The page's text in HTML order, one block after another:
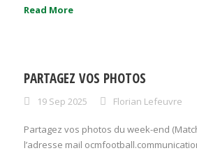
Read More
PARTAGEZ VOS PHOTOS
19 Sep 2025 Florian Lefeuvre
Partagez vos photos du week-end
l’adresse mail